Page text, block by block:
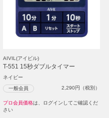
AIVIL(アイビル)
T-551 15秒ダブルタイマー
ネイビー
一般会員 2,290円（税別）
プロ会員価格は、ログインしてご確認くだ
さい